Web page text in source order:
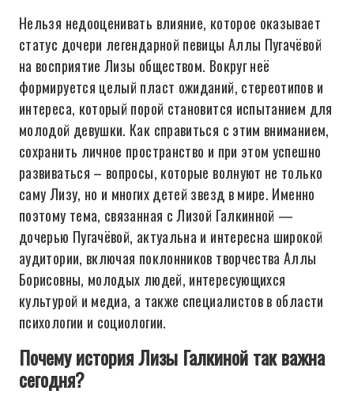
Нельзя недооценивать влияние, которое оказывает
статус дочери легендарной певицы Аллы Пугачёвой
на восприятие Лизы обществом. Вокруг неё
формируется целый пласт ожиданий, стереотипов и
интереса, который порой становится испытанием для
молодой девушки. Как справиться с этим вниманием,
сохранить личное пространство и при этом успешно
развиваться – вопросы, которые волнуют не только
саму Лизу, но и многих детей звезд в мире. Именно
поэтому тема, связанная с Лизой Галкинной —
дочерью Пугачёвой, актуальна и интересна широкой
аудитории, включая поклонников творчества Аллы
Борисовны, молодых людей, интересующихся
культурой и медиа, а также специалистов в области
психологии и социологии.
Почему история Лизы Галкиной так важна
сегодня?